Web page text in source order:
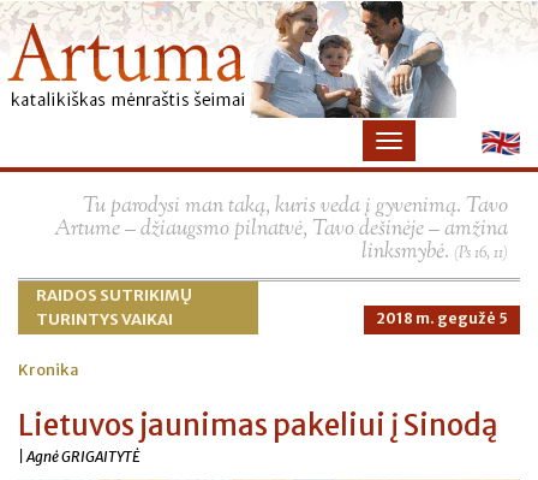
Tu parodysi man taką, kuris veda į gyvenimą. Tavo
Artume – džiaugsmo pilnatvė, Tavo dešinėje – amžina
linksmybė. (Ps 16, 11)
RAIDOS SUTRIKIMŲ
TURINTYS VAIKAI
2018 m. gegužė 5
Kronika
Lietuvos jaunimas pakeliui į Sinodą
| Agnė GRIGAITYTĖ
×